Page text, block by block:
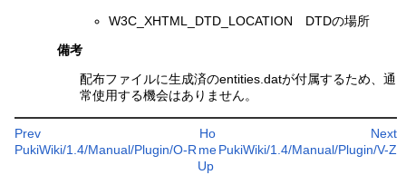
W3C_XHTML_DTD_LOCATION DTDの場所
備考
配布ファイルに生成済のentities.datが付属するため、通
常使用する機会はありません。
Prev
PukiWiki/1.4/Manual/Plugin/O-R
Next
PukiWiki/1.4/Manual/Plugin/V-Z
Ho
me
Up